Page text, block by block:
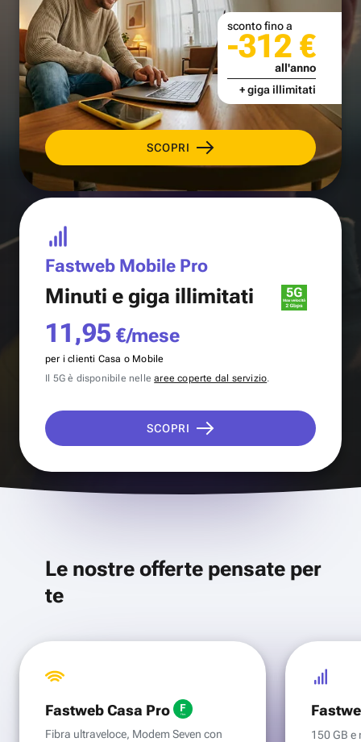
SCOPRI
sconto fino a
-312 €
all'anno
+ giga illimitati
Fastweb Mobile Pro
Minuti e giga illimitati
11,95 €/mese
per i clienti Casa o Mobile
Il 5G è disponibile nellearee coperte dal servizio.
SCOPRI
Le nostre offerte pensate per
te
Fastweb Casa Pro
Fibra ultraveloce, Modem Seven con
150 GB e